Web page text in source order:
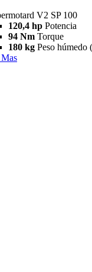
V2 SP 100
120,4 hp Potencia
94 Nm Torque
180 kg Peso húmedo